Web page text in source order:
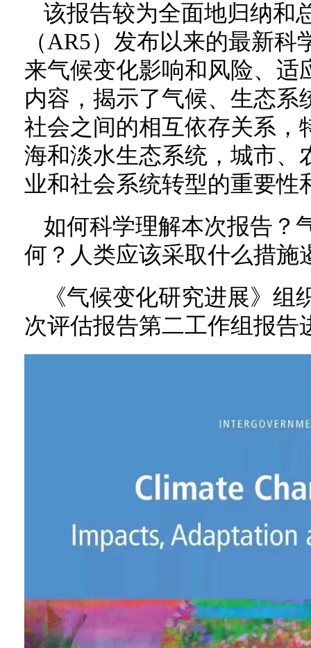
该报告较为全面地归纳和
（AR5）发布以来的最新
来气候变化影响和风险、适
内容，揭示了气候、生态系
社会之间的相互依存关系，
海和淡水生态系统，城市、
业和社会系统转型的重要性
如何科学理解本次报告？
何？人类应该采取什么措施
《气候变化研究进展》组
次评估报告第二工作组报告